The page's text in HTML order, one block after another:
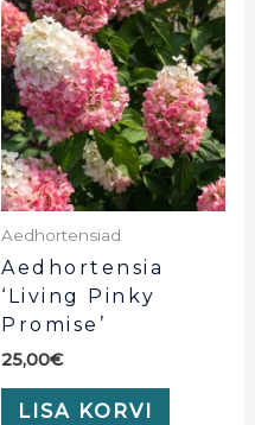
Aedhortensiad
Aedhortensia
‘Living Pinky
Promise’
25,00€
LISA KORVI